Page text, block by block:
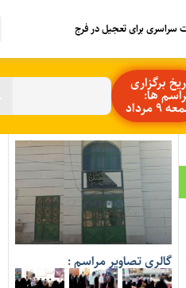
برای تعجیل در فرج
ها:
تصاویر مراسم :